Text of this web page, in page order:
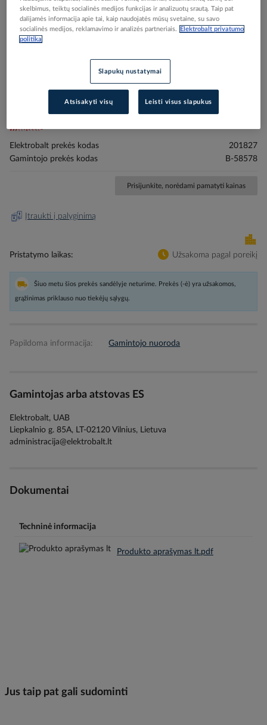
the
images
Reali prekė gali skirtis nuo pavaizduotos nuotraukoje
Grąžtas smūginis keturbriaunis 16x310mm SDS-
PLUS NEMESIS2 - MAKITA
Elektrobalt prekės kodas
201827
Gamintojo prekės kodas
B-58578
Prisijunkite, norėdami pamatyti kainas
Įtraukti į palyginimą
Pristatymo laikas Užsakoma pagal poreikį
Šiuo metu šios prekės sandėlyje neturime. Prekės (-ė) yra užsakomos,
grąžinimas priklauso nuo tiekėjų sąlygų.
Papildoma informacija: Gamintojo nuoroda
Gamintojas arba atstovas ES
Elektrobalt, UAB
Liepkalnio g. 85A, LT-02120 Vilnius, Lietuva
administracija@elektrobalt.lt
Dokumentai
Techninė informacija
Produkto aprašymas lt.pdf
Jus taip pat gali sudominti
skelbimus, teiktų socialinės medijos funkcijas ir analizuotų srautą. Taip pat
dalijamės informacija apie tai, kaip naudojatės mūsų svetaine, su savo
socialinės medijos, reklamavimo ir analizės partneriais.
Elektrobalt privatumo
politika
Slapukų nustatymai
Atsisakyti visų Leisti visus slapukus